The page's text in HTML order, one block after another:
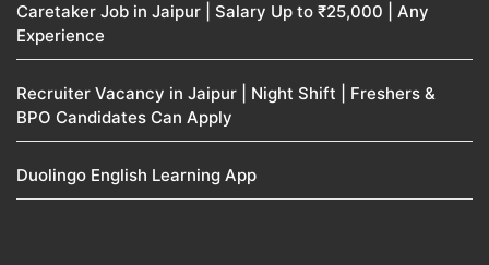
Caretaker Job in Jaipur | Salary Up to ₹25,000 | Any
Experience
Recruiter Vacancy in Jaipur | Night Shift | Freshers &
BPO Candidates Can Apply
Duolingo English Learning App